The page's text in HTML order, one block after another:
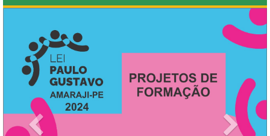
Previous Next